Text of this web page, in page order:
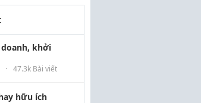
khởi
· 47.3k Bài viết
hữu ích